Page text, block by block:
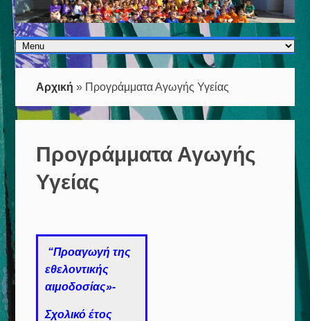
Αρχική » Προγράμματα Αγωγής Υγείας
Προγράμματα Αγωγής
Υγείας
“Προαγωγή της
εθελοντικής
αιμοδοσίας»-
Σχολικό έτος